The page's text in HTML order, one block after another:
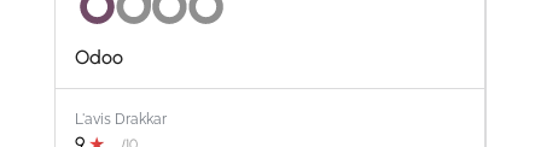
Odoo
L'avis Drakkar